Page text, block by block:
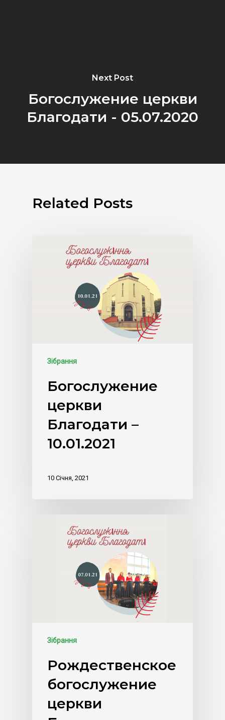
Next Post
Богослужение церкви
Благодати - 05.07.2020
Related Posts
Зібрання
Богослужение
церкви
Благодати –
10.01.2021
10 Січня, 2021
Зібрання
Рождественское
богослужение
церкви